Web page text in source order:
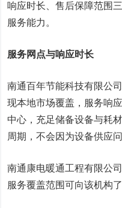
响应时长、售后保障范围
服务能力。
服务网点与响应时长
南通百年节能科技有限公
现本地市场覆盖，服务响
中心，充足储备设备与耗
周期，不会因为设备供应
南通康电暖通工程有限公
服务覆盖范围可向该机构了